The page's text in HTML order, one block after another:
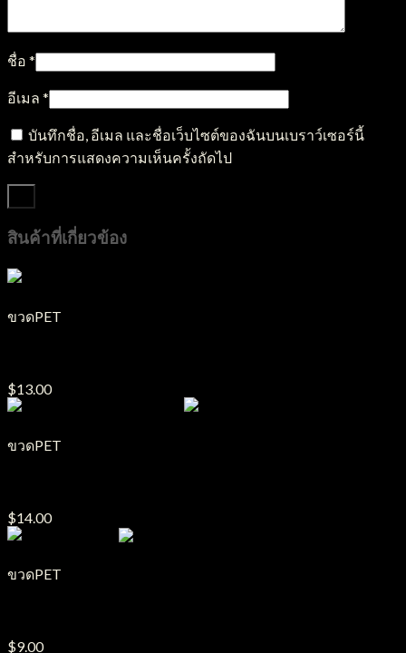
ชื่อ *
อีเมล *
บันทึกชื่อ, อีเมล และชื่อเว็บไซต์ของฉันบนเบราว์เซอร์นี้
สำหรับการแสดงความเห็นครั้งถัดไป
สินค้าที่เกี่ยวข้อง
ขวดPET
$13.00
ขวดPET
$14.00
ขวดPET
$9.00